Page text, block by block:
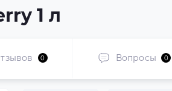
1 л
0 Вопросы 0